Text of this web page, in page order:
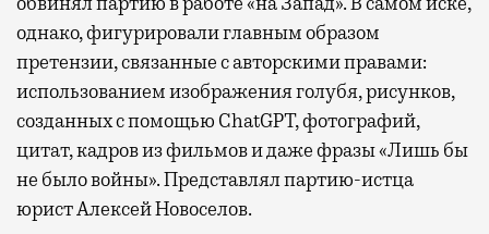
однако, фигурировали главным образом
претензии, связанные с авторскими правами:
использованием изображения голубя, рисунков,
созданных с помощью ChatGPT, фотографий,
цитат, кадров из фильмов и даже фразы «Лишь бы
не было войны». Представлял партию-истца
юрист Алексей Новоселов.